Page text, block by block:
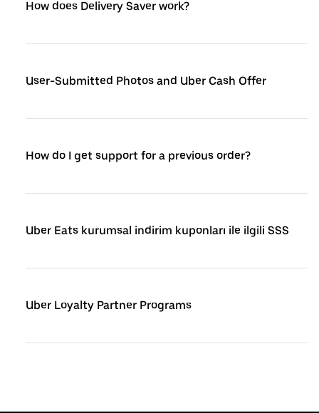
How does Delivery Saver work?
User-Submitted Photos and Uber Cash Offer
How do I get support for a previous order?
Uber Eats kurumsal indirim kuponları ile ilgili SSS
Uber Loyalty Partner Programs